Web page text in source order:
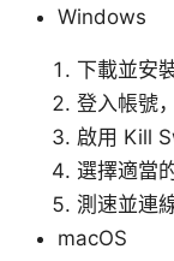
Windows
下載並安
登入帳號
啟用 Kill
選擇適當
測速並連
macOS